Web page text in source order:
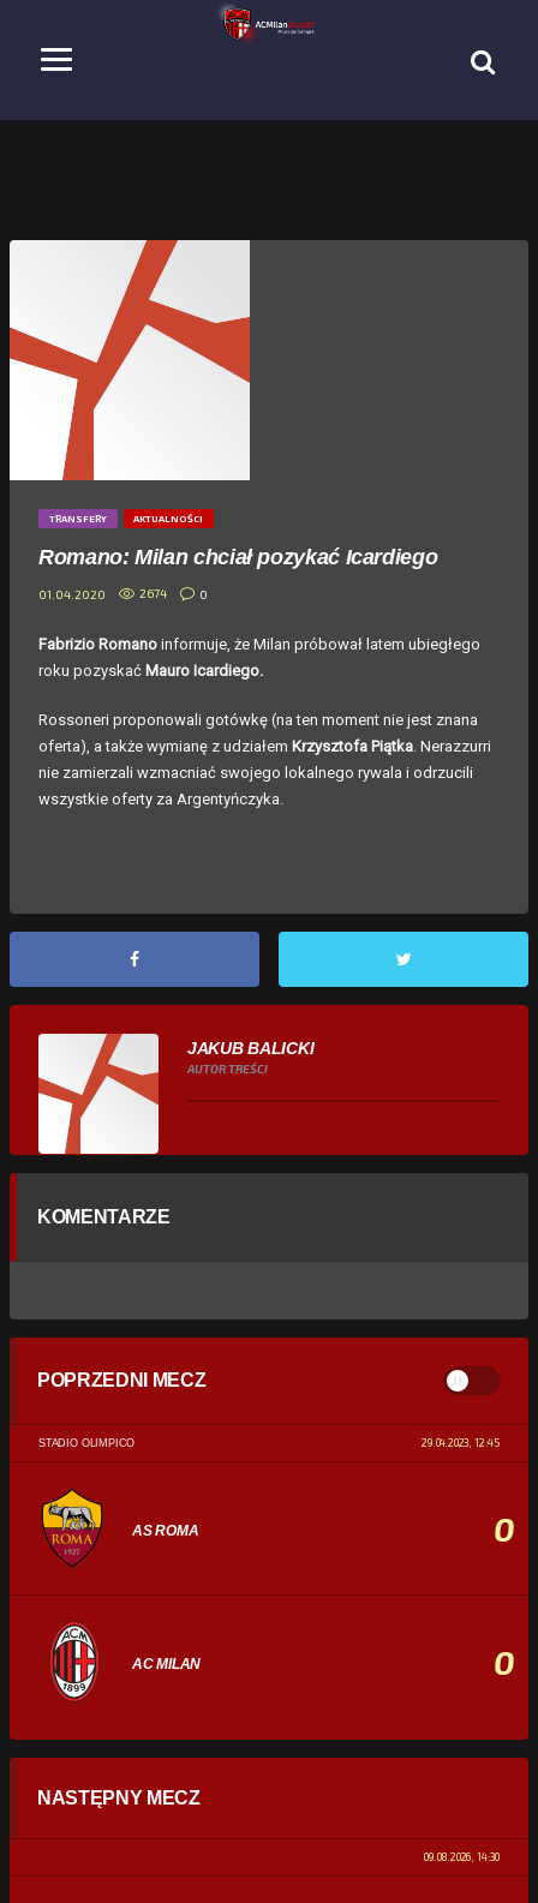
TRANSFERY AKTUALNOŚCI
Romano: Milan chciał pozykać Icardiego
01.04.2020 2674 0
Fabrizio Romano informuje, że Milan próbował latem ubiegłego
roku pozyskać Mauro Icardiego.
Rossoneri proponowali gotówkę (na ten moment nie jest znana
oferta), a także wymianę z udziałem Krzysztofa Piątka. Nerazzurri
nie zamierzali wzmacniać swojego lokalnego rywala i odrzucili
wszystkie oferty za Argentyńczyka.
JAKUB BALICKI
AUTOR TREŚCI
KOMENTARZE
POPRZEDNI MECZ
STADIO OLIMPICO 29.04.2023, 12:45
AS ROMA 0
AC MILAN 0
STATYSTYKI
0% 100%
NASTĘPNY MECZ
09.08.2026, 14:30